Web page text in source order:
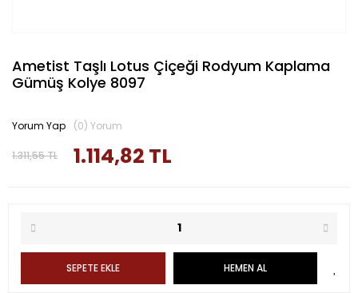
Ametist Taşlı Lotus Çiçeği Rodyum Kaplama
Gümüş Kolye 8097
1.311,55 TL 1.114,82 TL
Yorum Yap (0) Yorum
SEPETE EKLE HEMEN AL